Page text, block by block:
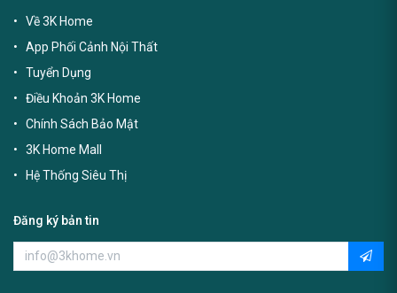
Về 3K Home
App Phối Cảnh Nội Thất
Tuyển Dụng
Điều Khoản 3K Home
Chính Sách Bảo Mật
3K Home Mall
Hệ Thống Siêu Thị
Đăng ký bản tin